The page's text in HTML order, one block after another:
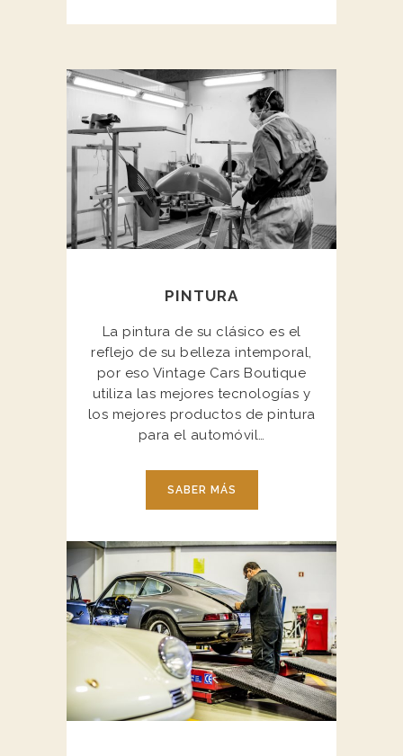
PINTURA
La pintura de su clásico es el
reflejo de su belleza intemporal,
por eso Vintage Cars Boutique
utiliza las mejores tecnologías y
los mejores productos de pintura
para el automóvil…
SABER MÁS